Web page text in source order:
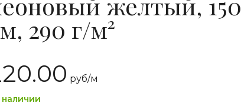
290 г/м²
руб/м
наличии